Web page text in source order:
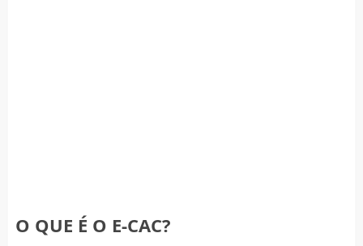
O QUE É O E-CAC?